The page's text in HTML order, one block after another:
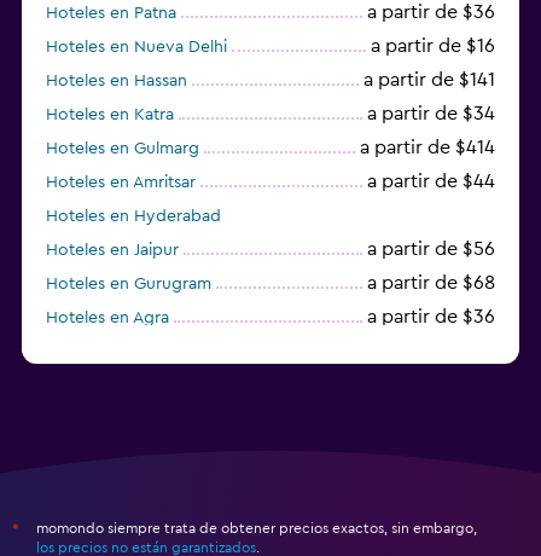
Hoteles en Patna a partir de $36
Hoteles en Nueva Delhi a partir de $16
Hoteles en Hassan a partir de $141
Hoteles en Katra a partir de $34
Hoteles en Gulmarg a partir de $414
Hoteles en Amritsar a partir de $44
Hoteles en Hyderabad
Hoteles en Jaipur
a partir de $56
Hoteles en Gurugram a partir de $68
Hoteles en Agra a partir de $36
*
momondo siempre trata de obtener precios exactos, sin embargo,
los precios no están garantizados